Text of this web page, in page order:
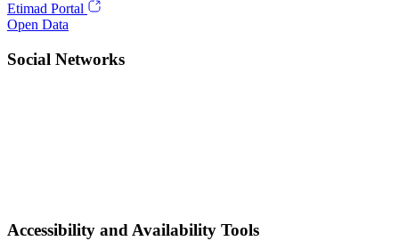
Etimad Portal
Open Data
Social Networks
Accessibility and Availability Tools